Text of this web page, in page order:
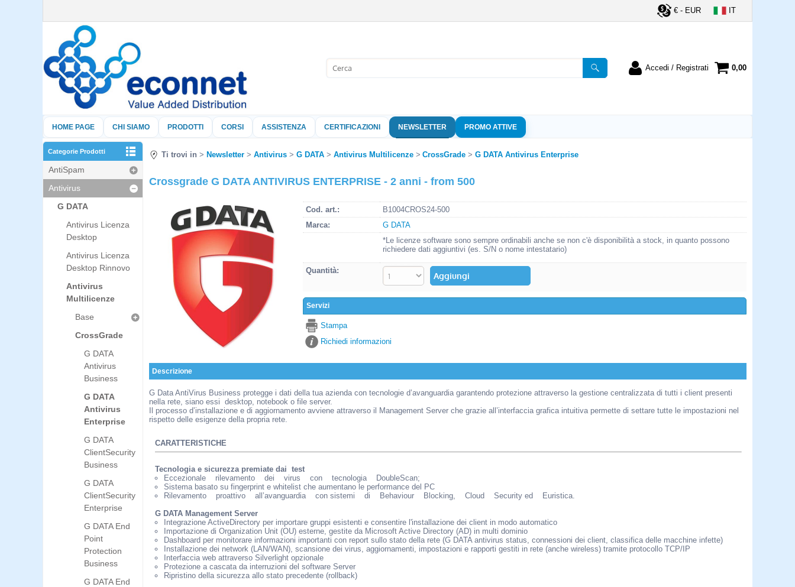
€ - EUR IT
Accedi / Registrati
nome utente e la password e poi
clicca sul pulsante "Accedi"
Nome utente:
Hai perso la password?
0,00
HOME PAGE CHI SIAMO PRODOTTI CORSI ASSISTENZA CERTIFICAZIONI NEWSLETTER PROMO ATTIVE
Categorie Prodotti
AntiSpam
Antivirus
G DATA
Antivirus Licenza
Desktop
Antivirus Licenza
Desktop Rinnovo
Antivirus
Multilicenze
Base
CrossGrade
G DATA
Antivirus
Business
G DATA
Antivirus
Enterprise
G DATA
ClientSecurity
Business
G DATA
ClientSecurity
Enterprise
G DATA End
Point
Protection
Business
G DATA End
Ti trovi in Newsletter Antivirus G DATA Antivirus Multilicenze CrossGrade G DATA Antivirus Enterprise
Crossgrade G DATA ANTIVIRUS ENTERPRISE - 2 anni - from 500
Cod. art.:
B1004CROS24-500
Marca:
G DATA
*Le licenze software sono sempre ordinabili anche se non c'è disponibilità a stock, in quanto possono
richiedere dati aggiuntivi (es. S/N o nome intestatario)
Quantità:
Servizi
Stampa
Richiedi informazioni
Descrizione
G Data AntiVirus Business protegge i dati della tua azienda con tecnologie d’avanguardia garantendo protezione attraverso la gestione centralizzata di tutti i client presenti
nella rete, siano essi desktop, notebook o file server.
Il processo d’installazione e di aggiornamento avviene attraverso il Management Server che grazie all’interfaccia grafica intuitiva permette di settare tutte le impostazioni nel
rispetto delle esigenze della propria rete.
CARATTERISTICHE
Tecnologia e sicurezza premiate dai test
Eccezionale rilevamento dei virus con tecnologia DoubleScan;
Sistema basato su fingerprint e whitelist che aumentano le performance del PC
Rilevamento proattivo all’avanguardia con sistemi di Behaviour Blocking, Cloud Security ed Euristica.
G DATA Management Server
Integrazione ActiveDirectory per importare gruppi esistenti e consentire l'installazione dei client in modo automatico
Importazione di Organization Unit (OU) esterne, gestite da Microsoft Active Directory (AD) in multi dominio
Dashboard per monitorare informazioni importanti con report sullo stato della rete (G DATA antivirus status, connessioni dei client, classifica delle macchine infette)
Installazione dei network (LAN/WAN), scansione dei virus, aggiornamenti, impostazioni e rapporti gestiti in rete (anche wireless) tramite protocollo TCP/IP
Interfaccia web attraverso Silverlight opzionale
Protezione a cascata da interruzioni del software Server
Ripristino della sicurezza allo stato precedente (rollback)